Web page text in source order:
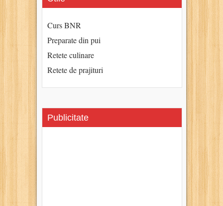
Curs BNR
Preparate din pui
Retete culinare
Retete de prajituri
Publicitate